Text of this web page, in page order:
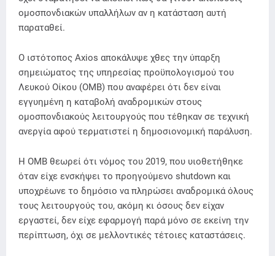
ομοσπονδιακών υπαλλήλων αν η κατάσταση αυτή
παραταθεί.
Ο ιστότοπος Axios αποκάλυψε χθες την ύπαρξη
σημειώματος της υπηρεσίας προϋπολογισμού του
Λευκού Οίκου (OMB) που αναφέρει ότι δεν είναι
εγγυημένη η καταβολή αναδρομικών στους
ομοσπονδιακούς λειτουργούς που τέθηκαν σε τεχνική
ανεργία αφού τερματιστεί η δημοσιονομική παράλυση.
Η OMB θεωρεί ότι νόμος του 2019, που υιοθετήθηκε
όταν είχε ενσκήψει το προηγούμενο shutdown και
υποχρέωνε το δημόσιο να πληρώσει αναδρομικά όλους
τους λειτουργούς του, ακόμη κι όσους δεν είχαν
εργαστεί, δεν είχε εφαρμογή παρά μόνο σε εκείνη την
περίπτωση, όχι σε μελλοντικές τέτοιες καταστάσεις.